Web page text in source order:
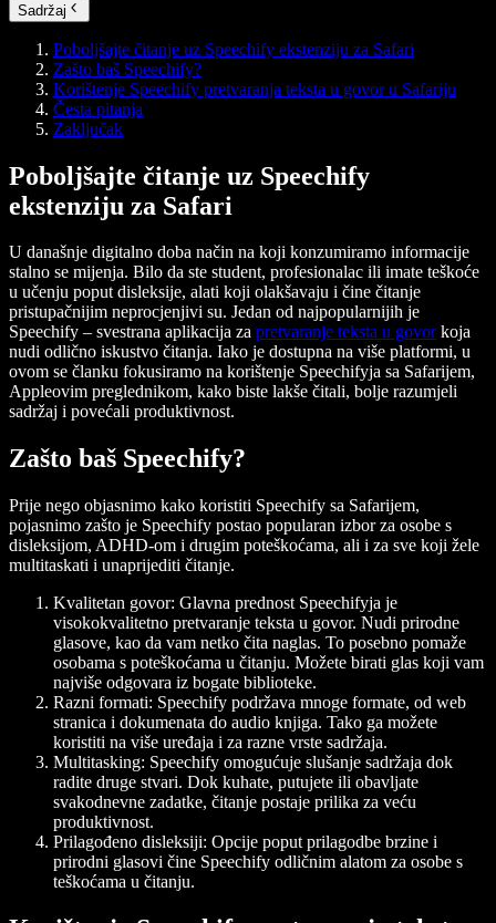
Sadržaj
Poboljšajte čitanje uz Speechify ekstenziju za Safari
Zašto baš Speechify?
Korištenje Speechify pretvaranja teksta u govor u Safariju
Česta pitanja
Zaključak
Poboljšajte čitanje uz Speechify
ekstenziju za Safari
U današnje digitalno doba način na koji konzumiramo informacije
stalno se mijenja. Bilo da ste student, profesionalac ili imate teškoće
u učenju poput disleksije, alati koji olakšavaju i čine čitanje
pristupačnijim neprocjenjivi su. Jedan od najpopularnijih je
Speechify – svestrana aplikacija za pretvaranje teksta u govorkoja
nudi odlično iskustvo čitanja. Iako je dostupna na više platformi, u
ovom se članku fokusiramo na korištenje Speechifyja sa Safarijem,
Appleovim preglednikom, kako biste lakše čitali, bolje razumjeli
sadržaj i povećali produktivnost.
Zašto baš Speechify?
Prije nego objasnimo kako koristiti Speechify sa Safarijem,
pojasnimo zašto je Speechify postao popularan izbor za osobe s
disleksijom, ADHD-om i drugim poteškoćama, ali i za sve koji žele
multitaskati i unaprijediti čitanje.
Kvalitetan govor: Glavna prednost Speechifyja je
visokokvalitetno pretvaranje teksta u govor. Nudi prirodne
glasove, kao da vam netko čita naglas. To posebno pomaže
osobama s poteškoćama u čitanju. Možete birati glas koji vam
najviše odgovara iz bogate biblioteke.
Razni formati: Speechify podržava mnoge formate, od web
stranica i dokumenata do audio knjiga. Tako ga možete
koristiti na više uređaja i za razne vrste sadržaja.
Multitasking: Speechify omogućuje slušanje sadržaja dok
radite druge stvari. Dok kuhate, putujete ili obavljate
svakodnevne zadatke, čitanje postaje prilika za veću
produktivnost.
Prilagođeno disleksiji: Opcije poput prilagodbe brzine i
prirodni glasovi čine Speechify odličnim alatom za osobe s
teškoćama u čitanju.